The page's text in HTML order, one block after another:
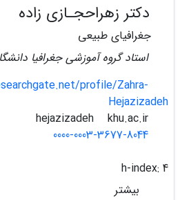
دکتر زهراحجـازی زاده
جغرافیای طبیعی
استاد گروه آموزشی جغرافیا
profile/Zahra-
Hejazizadeh
khu.ac.ir
0000-0003-3677-8044
h-index: 4
بیشتر